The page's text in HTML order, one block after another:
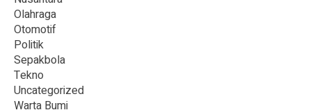
Olahraga
Otomotif
Politik
Sepakbola
Tekno
Uncategorized
Warta Bumi